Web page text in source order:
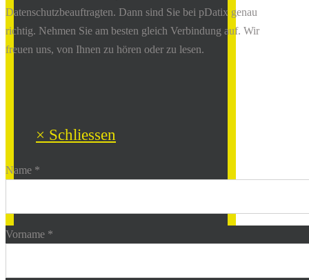
Datenschutzbeauftragten. Dann sind Sie bei pDatix genau
richtig. Nehmen Sie am besten gleich Verbindung auf. Wir
freuen uns, von Ihnen zu hören oder zu lesen.
× Schliessen
Name *
Vorname *